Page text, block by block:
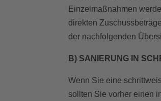
Einzelmaßnahmen
direkten
der nachfolgenden
B) SANIERUNG IN
Wenn Sie eine
sollten Sie vorher einen